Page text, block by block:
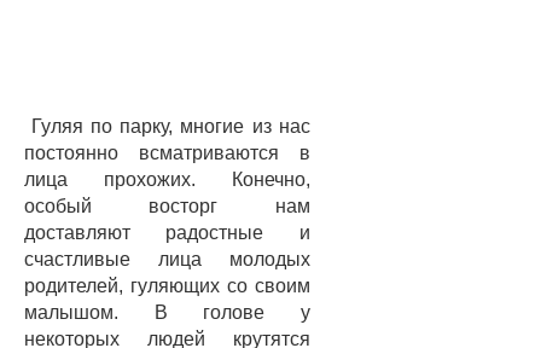
Гуляя по парку, многие из нас
постоянно всматриваются в
лица прохожих. Конечно,
особый восторг нам
доставляют радостные и
счастливые лица молодых
родителей, гуляющих со своим
малышом. В голове у
некоторых людей крутятся